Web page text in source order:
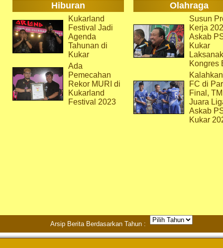
Hiburan Olahraga
Kukarland
Festival Jadi
Agenda
Tahunan di
Kukar
Ada
Pemecahan
Rekor MURI di
Kukarland
Festival 2023
Susun
Kerja
Askab
Kukar
Kongres
FC di
Final,
Juara
Askab
Kukar
Arsip Berita Berdasarkan Tahun :